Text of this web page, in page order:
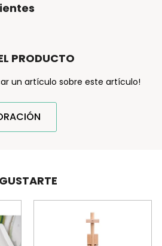
PRODUCTO
un artículo sobre este artículo!